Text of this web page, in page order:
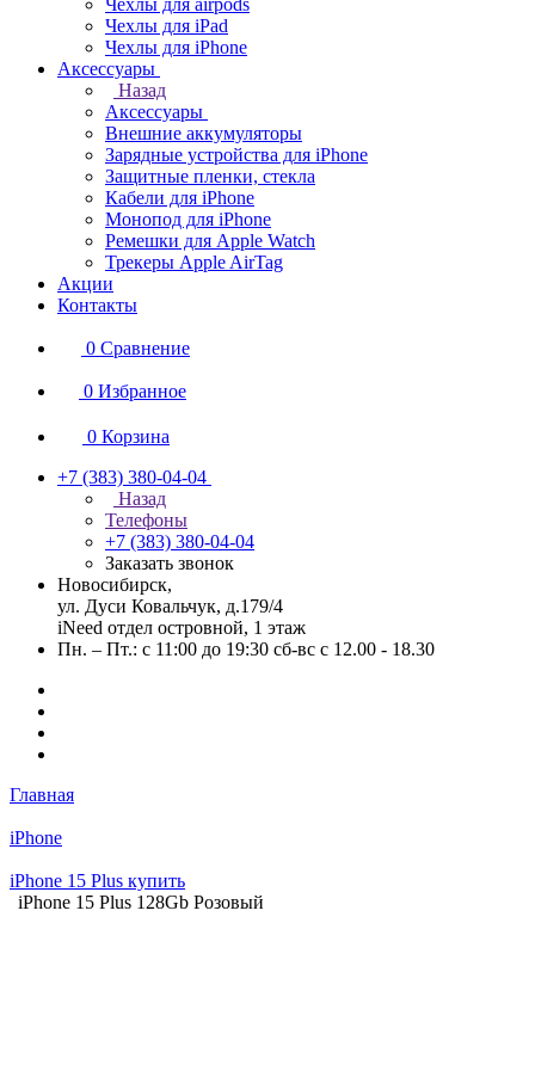
Чехлы для airpods
Чехлы для iPad
Чехлы для iPhone
Аксессуары
Назад
Аксессуары
Внешние аккумуляторы
Зарядные устройства для iPhone
Защитные пленки, стекла
Кабели для iPhone
Монопод для iPhone
Ремешки для Apple Watch
Трекеры Apple AirTag
Акции
Контакты
0 Сравнение
0 Избранное
0 Корзина
+7 (383) 380-04-04
Назад
Телефоны
+7 (383) 380-04-04
Заказать звонок
Новосибирск,
ул. Дуси Ковальчук, д.179/4
iNeed отдел островной, 1 этаж
Пн. – Пт.: с 11:00 до 19:30 сб-вс с 12.00 - 18.30
Главная
iPhone
iPhone 15 Plus купить
iPhone 15 Plus 128Gb Розовый